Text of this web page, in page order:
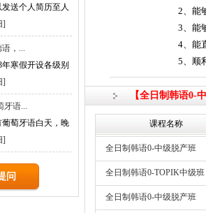
送个人简历至人
]
，...
寒假开设各级别
]
牙语...
萄牙语白天，晚
]
问
2、能
3、能
4、能
5、顺
【全日制韩语0-
课程名称
全日制韩语0-中级脱产班
全日制韩语0-TOPIK中级班
全日制韩语0-中级脱产班